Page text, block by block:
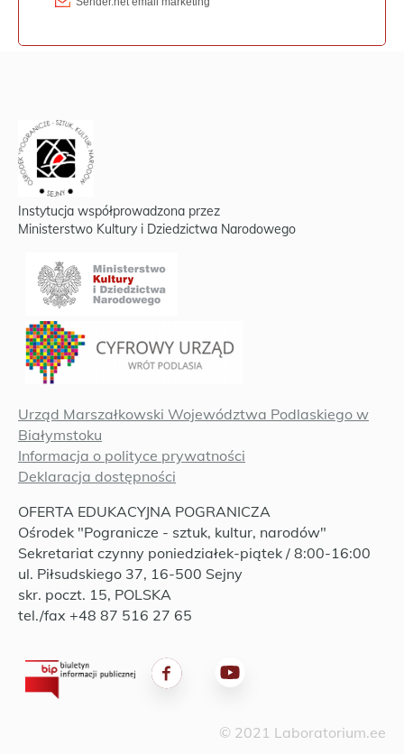
Instytucja współprowadzona przez
Ministerstwo Kultury i Dziedzictwa Narodowego
Urząd Marszałkowski Województwa Podlaskiego w
Białymstoku
Informacja o polityce prywatności
Deklaracja dostępności
OFERTA EDUKACYJNA POGRANICZA
Ośrodek "Pogranicze - sztuk, kultur, narodów"
Sekretariat czynny poniedziałek-piątek / 8:00-16:00
ul. Piłsudskiego 37, 16-500 Sejny
skr. poczt. 15, POLSKA
tel./fax +48 87 516 27 65
© 2021 Laboratorium.ee